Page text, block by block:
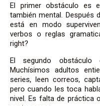
El primer obstáculo es
también mental. Después
está en modo
verbos o reglas
right?
El segundo
Muchísimos adultos
series, leen correos,
pero cuando les toca
nivel. Es falta de práctica